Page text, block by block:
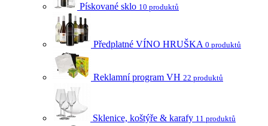
Pískované sklo 10 produktů
Předplatné VÍNO HRUŠKA 0 produktů
Reklamní program VH 22 produktů
Sklenice, koštýře & karafy 11 produktů